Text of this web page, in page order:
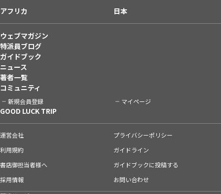
アフリカ
日本
ウェブマガジン
特派員ブログ
ガイドブック
ニュース
著者一覧
コミュニティ
新規会員登録 マイページ
GOOD LUCK TRIP
運営会社
プライバシーポリシー
利用規約
ガイドライン
書店御担当者様へ
ガイドブックに投稿する
採用情報
お問い合わせ